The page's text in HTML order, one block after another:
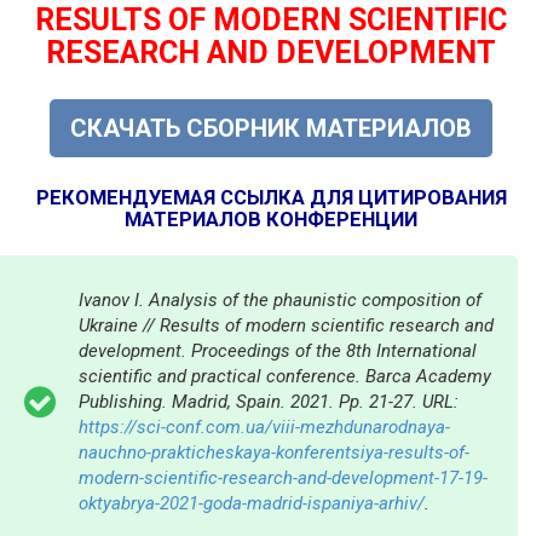
RESULTS OF MODERN SCIENTIFIC
RESEARCH AND DEVELOPMENT
СКАЧАТЬ СБОРНИК МАТЕРИАЛОВ
РЕКОМЕНДУЕМАЯ ССЫЛКА ДЛЯ ЦИТИРОВАНИЯ
МАТЕРИАЛОВ КОНФЕРЕНЦИИ
Ivanov I. Analysis of the phaunistic composition of
Ukraine // Results of modern scientific research and
development. Proceedings of the 8th International
scientific and practical conference. Barca Academy
Publishing. Madrid, Spain. 2021. Pp. 21-27. URL:
https://sci-conf.com.ua/viii-mezhdunarodnaya-
nauchno-prakticheskaya-konferentsiya-results-of-
modern-scientific-research-and-development-17-19-
oktyabrya-2021-goda-madrid-ispaniya-arhiv/.